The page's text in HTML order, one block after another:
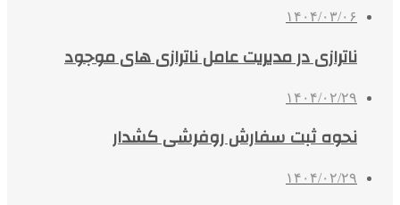
۱۴۰۴/۰۳/۰۶
ناترازی در مدیریت عامل ناترازی های موجود
۱۴۰۴/۰۲/۲۹
نحوه ثبت سفارش روفرشی کشدار
۱۴۰۴/۰۲/۲۹